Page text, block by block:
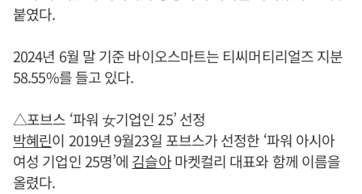
붙였다.
2024년 6월 말 기준 바이오스마트는 티씨머티리얼즈 지분
58.55%를 들고 있다.
△포브스 ‘파워 女기업인 25’ 선정
박혜린이 2019년 9월23일 포브스가 선정한 ‘파워 아시아
여성 기업인 25명’에 김슬아마켓컬리 대표와 함께 이름을
올렸다.